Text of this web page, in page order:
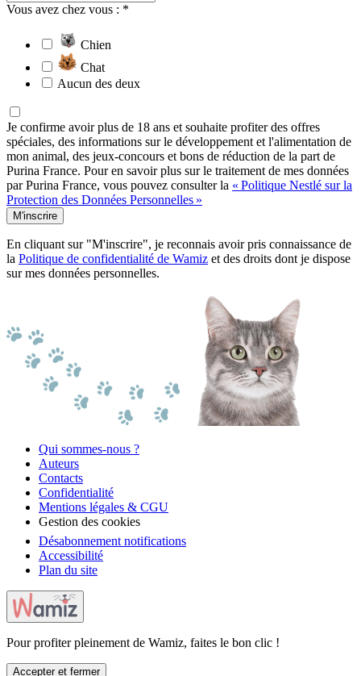
Vous avez chez vous : *
Chien
Chat
Aucun des deux
Je confirme avoir plus de 18 ans et souhaite profiter des offres
spéciales, des informations sur le développement et l'alimentation de
mon animal, des jeux-concours et bons de réduction de la part de
Purina France. Pour en savoir plus sur le traitement de mes données
par Purina France, vous pouvez consulter la « Politique Nestlé sur la
Protection des Données Personnelles »
M'inscrire
En cliquant sur "M'inscrire", je reconnais avoir pris connaissance de
la Politique de confidentialité de Wamiz et des droits dont je dispose
sur mes données personnelles.
Qui sommes-nous ?
Auteurs
Contacts
Confidentialité
Mentions légales & CGU
Gestion des cookies
Désabonnement notifications
Accessibilité
Plan du site
Pour profiter pleinement de Wamiz, faites le bon clic !
Accepter et fermer